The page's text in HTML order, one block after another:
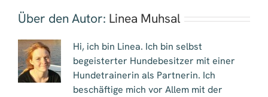
Über den Autor: Linea Muhsal
Hi, ich bin Linea. Ich bin selbst
begeisterter Hundebesitzer mit einer
Hundetrainerin als Partnerin. Ich
beschäftige mich vor Allem mit der